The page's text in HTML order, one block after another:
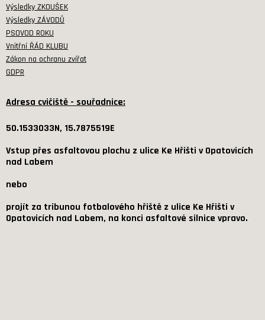
Výsledky ZKOUŠEK
Výsledky ZÁVODŮ
PSOVOD ROKU
Vnitřní ŘÁD KLUBU
Zákon na ochranu zvířat
GDPR
Adresa cvičiště - souřadnice:
50.1533033N, 15.7875519E
Vstup přes asfaltovou plochu z ulice Ke Hřišti v Opatovicích
nad Labem
nebo
projít za tribunou fotbalového hřiště z ulice Ke Hřišti v
Opatovicích nad Labem, na konci asfaltové silnice vpravo.